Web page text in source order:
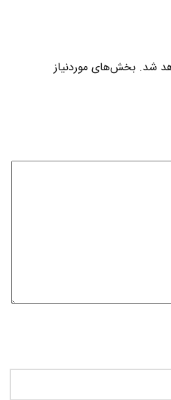
شد. بخش‌های موردنیاز